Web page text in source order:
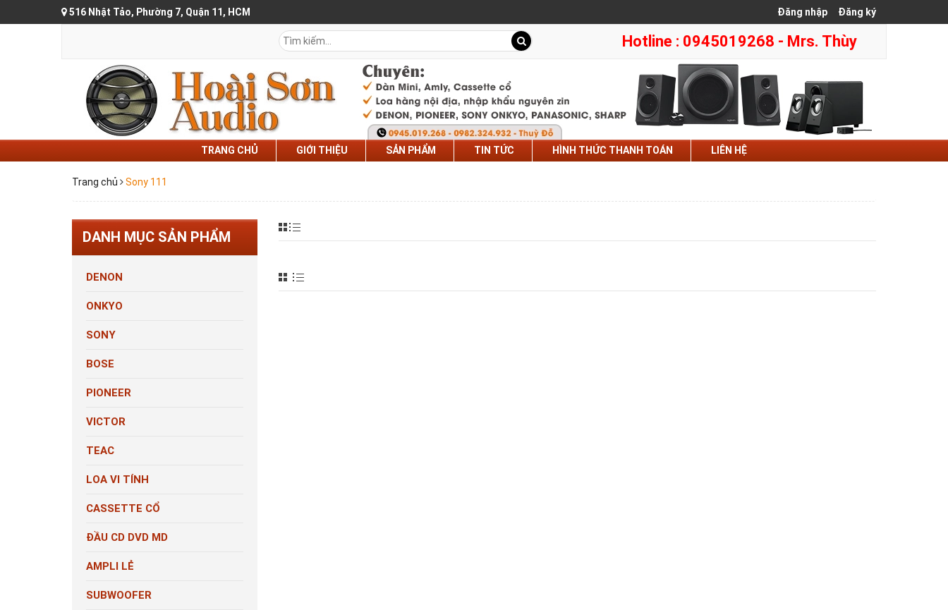
516 Nhật Tảo, Phường 7, Quận 11, HCM Đăng nhập Đăng ký
Hotline : 0945019268 - Mrs. Thùy
TRANG CHỦ GIỚI THIỆU SẢN PHẨM TIN TỨC HÌNH THỨC THANH TOÁN LIÊN HỆ
Trang chủ Sony 111
DANH MỤC SẢN PHẨM
DENON
ONKYO
SONY
BOSE
PIONEER
VICTOR
TEAC
LOA VI TÍNH
CASSETTE CỔ
ĐẦU CD DVD MD
AMPLI LẺ
SUBWOOFER